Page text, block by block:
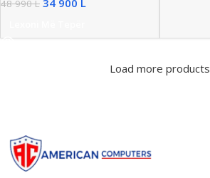
48 990L
Load more products